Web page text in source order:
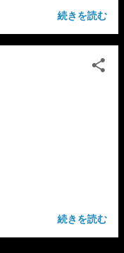
続きを読む
続きを読む